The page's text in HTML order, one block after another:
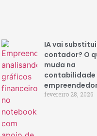
IA vai
contador? O
muda na
contabilidade
fevereiro 28, 2026